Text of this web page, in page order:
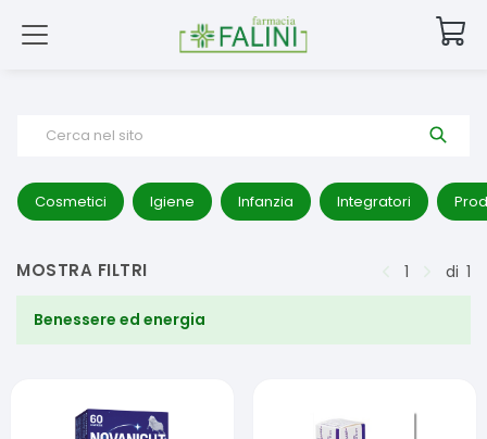
Cerca nel sito
Cosmetici Igiene Infanzia Integratori
MOSTRA FILTRI 1 di 1
Benessere ed energia